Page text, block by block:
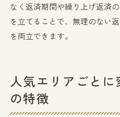
なく返済期間や繰り上げ返済
を立てることで、無理のない
を両立できます。
人気エリアごと
の特徴